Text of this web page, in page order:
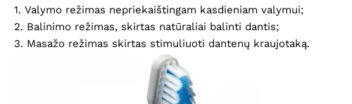
1. Valymo režimas nepriekaištingam kasdieniam valymui;
2. Balinimo režimas, skirtas natūraliai balinti dantis;
3. Masažo režimas skirtas stimuliuoti dantenų kraujotaką.